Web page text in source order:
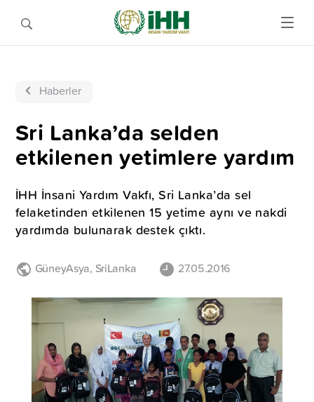
Haberler
Sri Lanka’da selden
etkilenen yetimlere yardım
İHH İnsani Yardım Vakfı, Sri Lanka’da sel
felaketinden etkilenen 15 yetime aynı ve nakdi
yardımda bulunarak destek çıktı.
GüneyAsya, SriLanka 27.05.2016